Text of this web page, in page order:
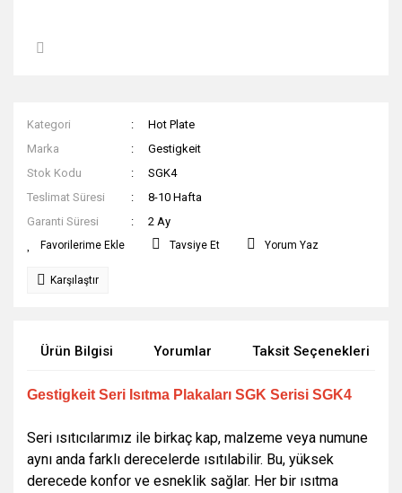
Kategori
Hot Plate
Marka
Gestigkeit
Stok Kodu
SGK4
Teslimat Süresi
8-10 Hafta
Garanti Süresi
2 Ay
Tavsiye Et Yorum Yaz
Karşılaştır
Ürün Bilgisi Yorumlar Taksit Seçenekleri
Gestigkeit Seri Isıtma Plakaları SGK Serisi SGK4
Seri ısıtıcılarımız ile birkaç kap, malzeme veya numune
aynı anda farklı derecelerde ısıtılabilir. Bu, yüksek
derecede konfor ve esneklik sağlar. Her bir ısıtma